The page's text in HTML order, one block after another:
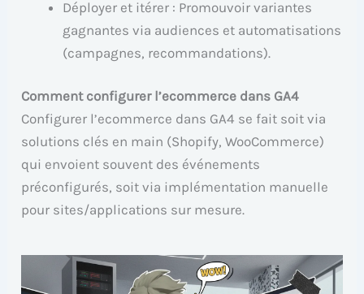
Déployer et itérer : Promouvoir variantes
gagnantes via audiences et automatisations
(campagnes, recommandations).
Comment configurer l’ecommerce dans GA4
Configurer l’ecommerce dans GA4 se fait soit via
solutions clés en main (Shopify, WooCommerce)
qui envoient souvent des événements
préconfigurés, soit via implémentation manuelle
pour sites/applications sur mesure.